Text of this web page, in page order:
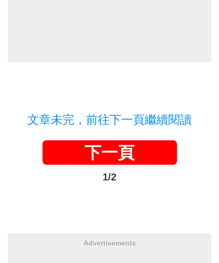
文章未完，前往下一頁繼續閱讀
下一頁
1/2
Advertisements